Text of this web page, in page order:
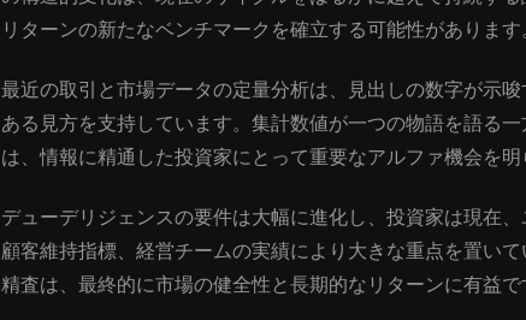
リターンの新たなベンチマークを確立する可能性があります
最近の取引と市場データの定量分析は、見出しの数字が示
ある見方を支持しています。集計数値が一つの物語を語る
は、情報に精通した投資家にとって重要なアルファ機会を明
デューデリジェンスの要件は大幅に進化し、投資家は現在、
顧客維持指標、経営チームの実績により大きな重点を置い
精査は、最終的に市場の健全性と長期的なリターンに有益で